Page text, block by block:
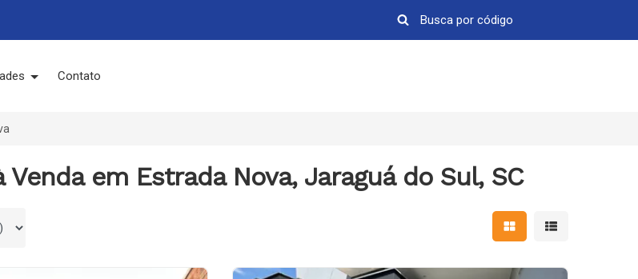
Contato
Venda em Estrada Nova, Jaraguá do Sul, SC
Mostrar resultados em
Mostrar